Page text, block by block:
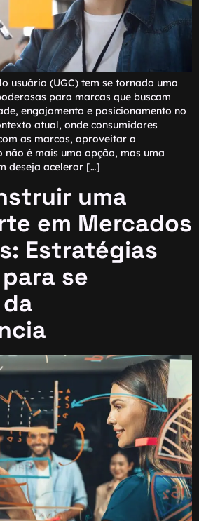
usuário (UGC) tem se tornado uma
para marcas que buscam
engajamento e posicionamento no
atual, onde consumidores
as marcas, aproveitar a
é mais uma opção, mas uma
deseja acelerar […]
uma
em Mercados
Estratégias
se